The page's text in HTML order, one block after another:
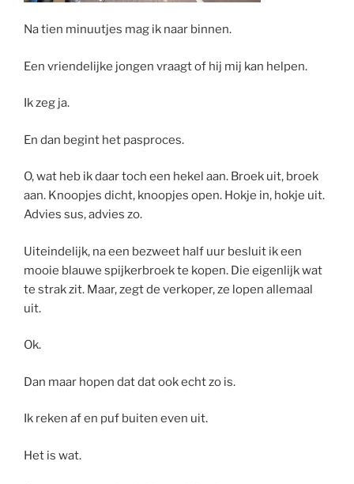
Na tien minuutjes mag ik naar binnen.
Een vriendelijke jongen vraagt of hij mij kan helpen.
Ik zeg ja.
En dan begint het pasproces.
O, wat heb ik daar toch een hekel aan. Broek uit, broek
aan. Knoopjes dicht, knoopjes open. Hokje in, hokje uit.
Advies sus, advies zo.
Uiteindelijk, na een bezweet half uur besluit ik een
mooie blauwe spijkerbroek te kopen. Die eigenlijk wat
te strak zit. Maar, zegt de verkoper, ze lopen allemaal
uit.
Ok.
Dan maar hopen dat dat ook echt zo is.
Ik reken af en puf buiten even uit.
Het is wat.